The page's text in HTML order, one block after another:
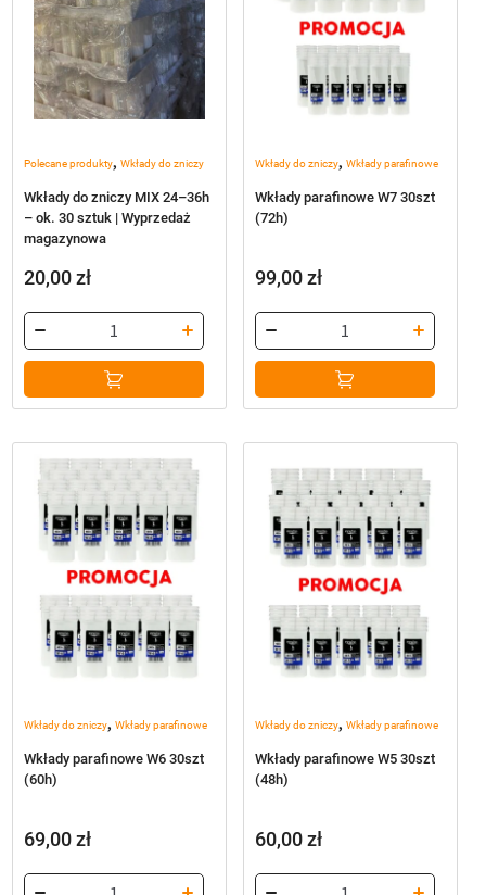
Średnica
Materiał
Polecane produkty, Wkłady do zniczy
Wkłady do zniczy MIX 24–36h
– ok. 30 sztuk | Wyprzedaż
magazynowa
20,00zł
Wkłady do zniczy, Wkłady parafinowe
Wkłady parafinowe W7 30szt
(72h)
99,00zł
Wkłady do zniczy, Wkłady parafinowe
Wkłady parafinowe W6 30szt
(60h)
69,00zł
Wkłady do zniczy, Wkłady parafinowe
Wkłady parafinowe W5 30szt
(48h)
60,00zł